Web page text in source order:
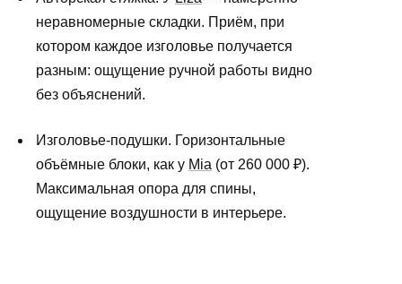
неравномерные складки. Приём, при
котором каждое изголовье получается
разным: ощущение ручной работы видно
без объяснений.
Изголовье-подушки. Горизонтальные
объёмные блоки, как у Mia (от 260 000 ₽).
Максимальная опора для спины,
ощущение воздушности в интерьере.